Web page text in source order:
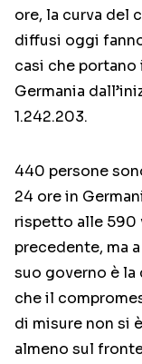
ore, la curva del
diffusi oggi
casi che
Germania
1.242.203.
440 persone
24 ore in
rispetto alle
precedente, ma
suo governo è
che il
di misure non si
almeno sul